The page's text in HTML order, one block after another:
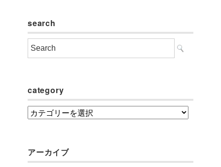
search
category
category
アーカイブ